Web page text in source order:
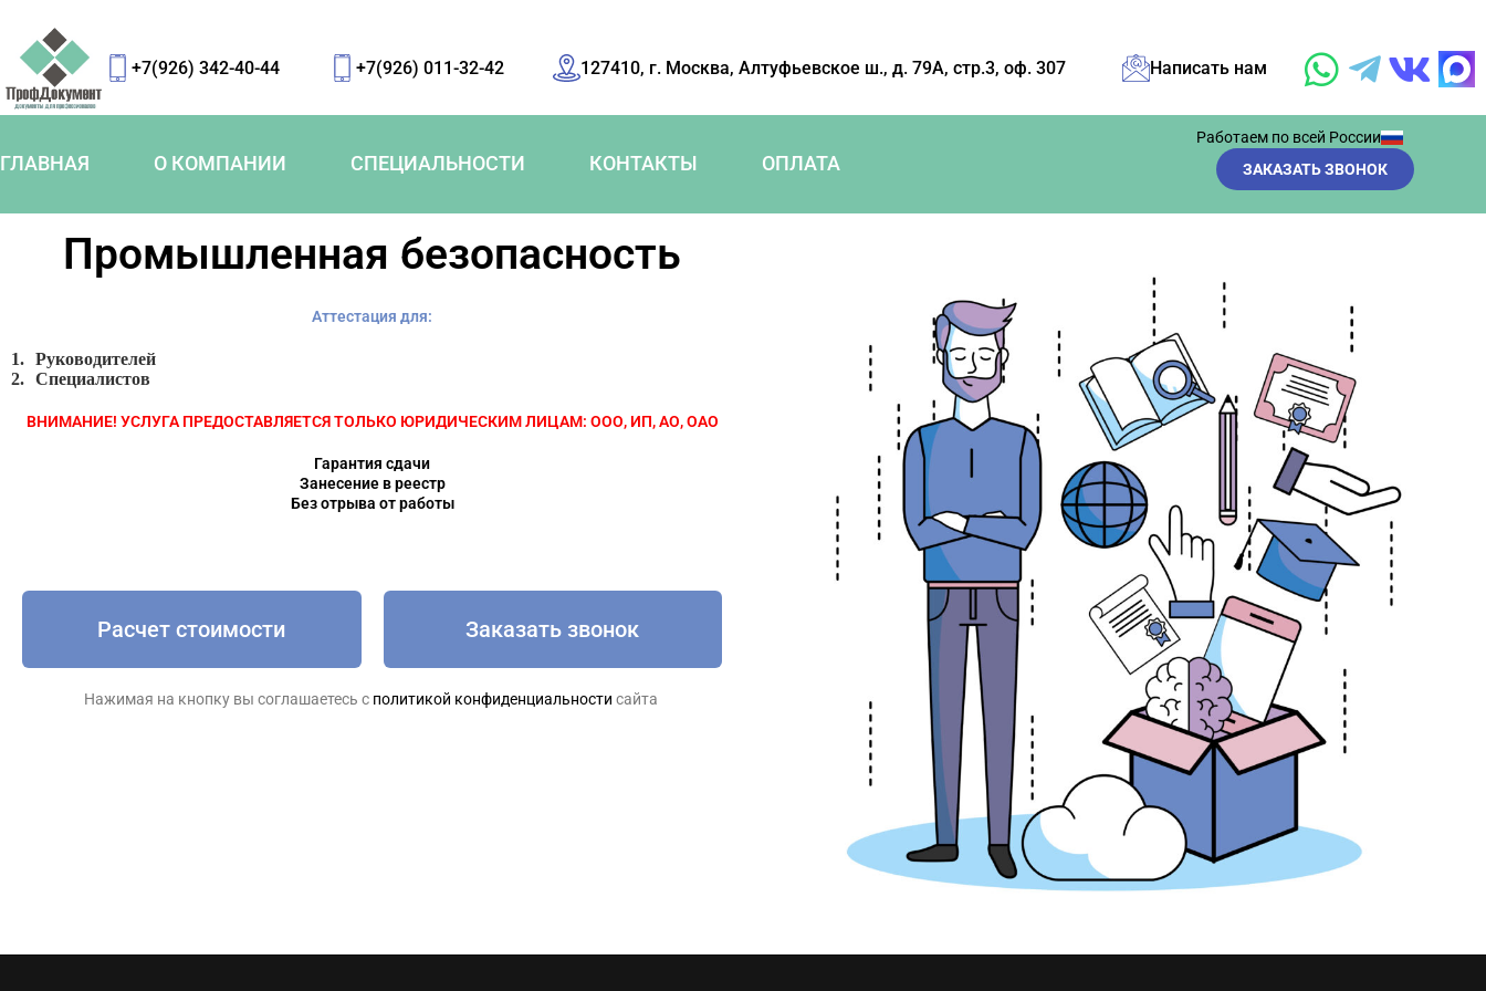
+7(926) 342-40-44 +7(926) 011-32-42 127410, г. Москва, Алтуфьевское ш., д. 79А, стр.3, оф. 307 Написать нам
ГЛАВНАЯ О КОМПАНИИ СПЕЦИАЛЬНОСТИ КОНТАКТЫ ОПЛАТА
Работаем по всей России
ЗАКАЗАТЬ ЗВОНОК
Промышленная безопасность
Аттестация для:
1. Руководителей
2. Специалистов
ВНИМАНИЕ! УСЛУГА ПРЕДОСТАВЛЯЕТСЯ ТОЛЬКО ЮРИДИЧЕСКИМ ЛИЦАМ: ООО, ИП, АО, ОАО
Гарантия сдачи
Занесение в реестр
Без отрыва от работы
Расчет стоимости Заказать звонок
Нажимая на кнопку вы соглашаетесь с политикой конфиденциальности сайта